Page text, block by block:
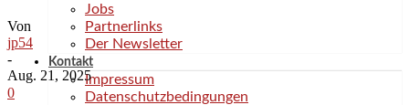
Jobs
Partnerlinks
Der Newsletter
Kontakt
Impressum
Datenschutzbedingungen
Von
jp54
-
Aug. 21, 2025
0